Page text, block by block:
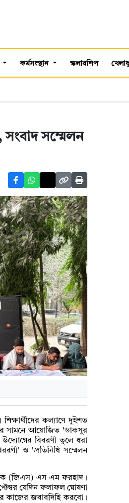
কর্মসংস্থান স্কলারশিপ
সংবাদ সম্মেলন
শিক্ষার্থীদের কল্যাণে দুইশত
সামনে আয়োজিত 'ডাকসুর
উদ্যোগের বিবরণী তুলে ধরা
ও 'প্রতিনিধি সম্মেলন
(জিএস) এস এম ফরহাদ।
যেদিন ফলাফল ঘোষণা
কাজের জবাবদিহি করবো।